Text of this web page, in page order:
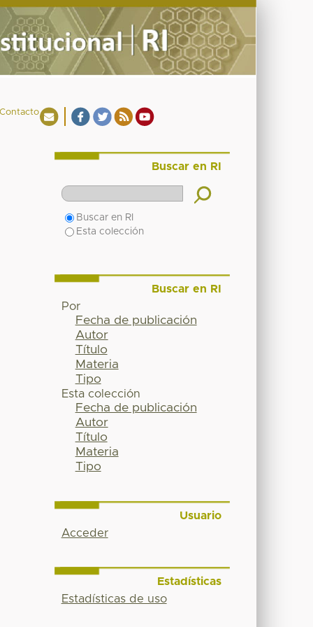
Buscar en RI
Buscar en RI
Esta colección
Buscar en RI
Por
Fecha de publicación
Autor
Título
Materia
Tipo
Esta colección
Fecha de publicación
Autor
Título
Materia
Tipo
Usuario
Acceder
Estadísticas
Estadísticas de uso